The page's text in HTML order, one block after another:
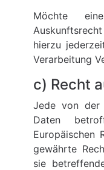
Möchte
hierzu
Verarbeitung
c) Recht
Jede von der
Daten
Europäischen
gewährte
sie